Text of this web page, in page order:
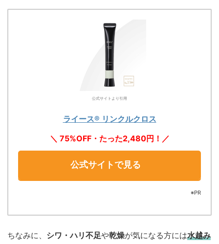
公式サイトより引用
ライース® リンクルクロス
＼ 75%OFF・たった2,480円！／
公式サイトで見る
※PR
ちなみに、 シワ・ハリ不足や乾燥が気になる方には水越み